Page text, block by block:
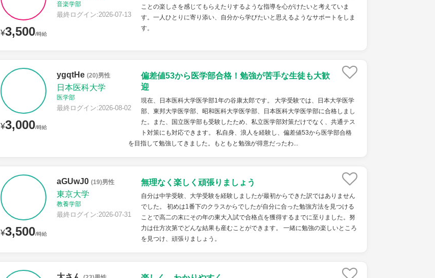
¥3,500/時給
音楽学部
最終ログイン:2026-07-13
ことの楽しさを感じてもらえたりするような指導を心がけたいと考えていま
す。一人ひとりに寄り添い、自分から学びたいと思えるようなサポートをしま
す。
¥3,000/時給
ygqtHe (20)男性
日本医科大学
医学部
最終ログイン:2026-08-02
偏差値53から医学部合格！勉強が苦手な生徒も大歓
迎
現在、日本医科大学医学部1年の谷康太郎です。 大学受験では、日本大学医学
部、東邦大学医学部、昭和医科大学医学部、日本医科大学医学部に合格しまし
た。また、国立医学部も受験したため、私立医学部対策だけでなく、共通テス
ト対策にも対応できます。 私自身、浪人を経験し、偏差値53から医学部合格
を目指して勉強してきました。もともと勉強が得意だったわ...
¥3,500/時給
aGUwJ0 (19)男性
東京大学
教養学部
最終ログイン:2026-07-31
無理なく楽しく頑張りましょう
自分は中学受験、大学受験を経験しましたが最初からできた訳ではありません
でした。 初めは1番下のクラスからでしたが自分に合った勉強方法を見つける
ことで高二の末にその年の東大入試で合格点を獲得するまでに至りました。努
力は仕方次第でどんな結果も産むことができます。 一緒に勉強の楽しいところ
を見つけ、頑張りましょう。